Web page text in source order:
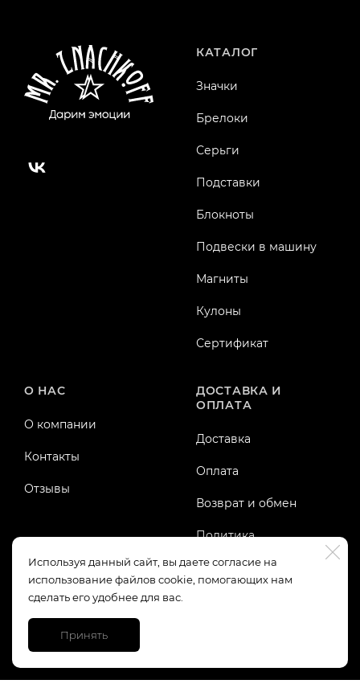
Используя данный сайт, вы даете согласие на
использование файлов cookie, помогающих нам
сделать его удобнее для вас.
Принять
КАТАЛОГ
Значки
Брелоки
Серьги
Подставки
Блокноты
Подвески в машину
Магниты
Кулоны
Сертификат
О НАС
О компании
Контакты
Отзывы
ДОСТАВКА И
ОПЛАТА
Доставка
Оплата
Возврат и обмен
Политика
конфиденциальности
Публичная оферта